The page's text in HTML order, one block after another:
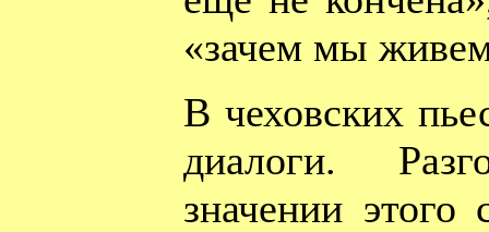
«зачем мы
В чеховских
диалоги.
значении этого